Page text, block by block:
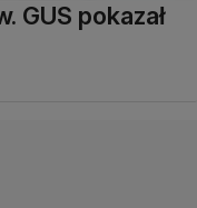
GUS pokazał